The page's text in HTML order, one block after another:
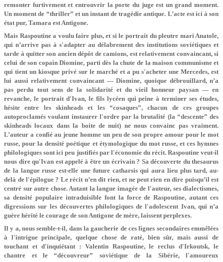
remonter furtivement et entrouvrir la porte du juge est un grand moment.
Un moment de “thriller” et un instant de tragédie antique. L’acte est ici à son
état pur, Tamara est Antigone.
Mais Raspoutine a voulu faire plus, et si le portrait du pleutre mari Anatole,
qui n’arrive pas à s'adapter au délabrement des institutions soviétiques et
tarde à quitter son ancien dépôt de camions, est relativement convaincant, si
celui de son copain Diomine, parti dès la chute de la maison communisme et
qui tient un kiosque privé sur le marché et a pu s'acheter une Mercedes, est
lui aussi relativement convaincant — Diomine, quoique débrouillard, n’a
pas perdu tout sens de la solidarité et du vieil honneur paysan — en
revanche, le portrait d'Ivan, le fils lycéen qui peine à terminer ses études,
hésite entre les skinheads et les “cosaques”, chacun de ces groupes
autoproclamés voulant instaurer l'ordre par la brutalité (la “descente” des
skinheads locaux dans la boite de nuit) ne nous convainc pas vraiment.
L’auteur a confié au jeune homme un peu de son propre amour pour le mot
russe, pour la densité poétique et étymologique du mot russe, et ces hymnes
philologiques sont ici peu justifiés par l'économie du récit. Raspoutine veut-il
nous dire qu'Ivan est appelé à être un écrivain ? Sa découverte du thesaurus
de la langue russe est-elle une future catharsis qui aura lieu plus tard, au-
delà de l'épilogue ? Le récit n’en dit rien, et ne peut rien en dire puisqu’il est
centré sur autre chose. Autant la langue imagée de l'auteur, ses dialectismes,
sa densité populaire intraduisible font la force de Raspoutine, autant ces
digressions sur les découvertes philologiques de l'adolescent Ivan, qui n’a
guère hérité le courage de son Antigone de mère, laissent perplexes.
Il y a, nous semble-t-il, dans la gaucherie de ces lignes secondaires emmêlées
à l'intrigue principale, quelque chose de raté, bien sûr, mais aussi de
touchant et d'inquiétant : Valentin Raspoutine, le reclus d'Irkoutsk, le
chantre et le “découvreur” soviétique de la Sibérie, l'amoureux